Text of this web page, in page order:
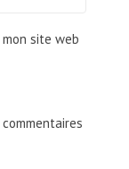
site web